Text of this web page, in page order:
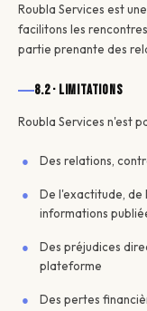
Roubla Services est une
facilitons les
partie prenante des
8.2 · Limitations
Roubla Services n'est
Des relations,
De l'exactitude, de
informations
Des préjudices
plateforme
Des pertes